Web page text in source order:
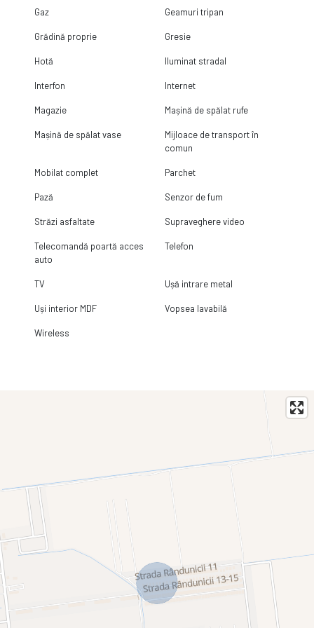
Gaz Geamuri tripan
Grădină proprie Gresie
Hotă Iluminat stradal
Interfon Internet
Magazie Mașină de spălat rufe
Mașină de spălat vase
Mijloace de transport în
comun
Mobilat complet Parchet
Pază Senzor de fum
Străzi asfaltate Supraveghere video
Telecomandă poartă acces
auto
Telefon
TV Ușă intrare metal
Uși interior MDF Vopsea lavabilă
Wireless